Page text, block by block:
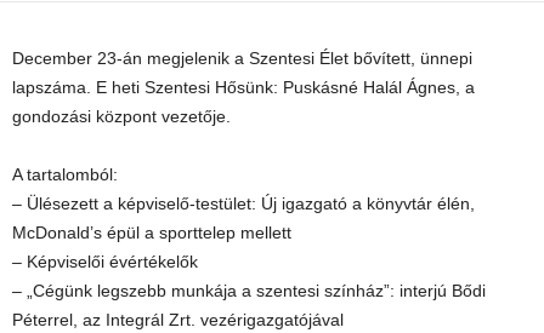
December 23-án megjelenik a Szentesi Élet bővített, ünnepi
lapszáma. E heti Szentesi Hősünk: Puskásné Halál Ágnes, a
gondozási központ vezetője.
A tartalomból:
– Ülésezett a képviselő-testület: Új igazgató a könyvtár élén,
McDonald’s épül a sporttelep mellett
– Képviselői évértékelők
– „Cégünk legszebb munkája a szentesi színház”: interjú Bődi
Péterrel, az Integrál Zrt. vezérigazgatójával